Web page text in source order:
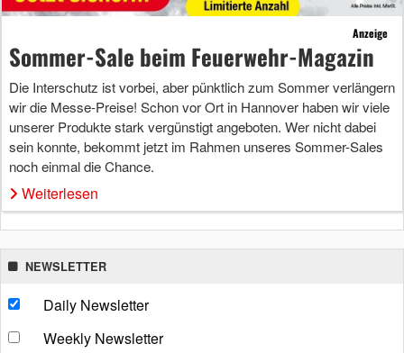
Anzeige
Sommer-Sale beim Feuerwehr-Magazin
Die Interschutz ist vorbei, aber pünktlich zum Sommer verlängern
wir die Messe-Preise! Schon vor Ort in Hannover haben wir viele
unserer Produkte stark vergünstigt angeboten. Wer nicht dabei
sein konnte, bekommt jetzt im Rahmen unseres Sommer-Sales
noch einmal die Chance.
Weiterlesen
NEWSLETTER
Daily Newsletter
Weekly Newsletter